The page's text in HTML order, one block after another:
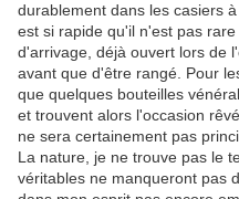
durablement dans les casiers
est si rapide qu'il n'est pas
d'arrivage, déjà ouvert lors de
avant que d'être rangé. Pour
que quelques bouteilles
et trouvent alors l'occasion
ne sera certainement pas
La nature, je ne trouve pas le
véritables ne manqueront pas